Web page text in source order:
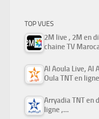
TOP VUES
2M live , 2M en
chaine TV
Al Aoula Live, Al
Oula TNT en ligne
Arryadia TNT en
ligne ,…